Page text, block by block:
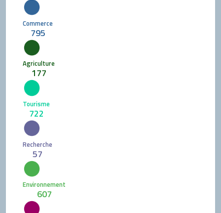
Commerce
795
Agriculture
177
Tourisme
722
Recherche
57
Environnement
607